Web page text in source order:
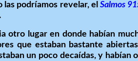
las podríamos revelar, elSalmos
otro lugar en donde habían
que estaban bastante
un poco decaídas, y